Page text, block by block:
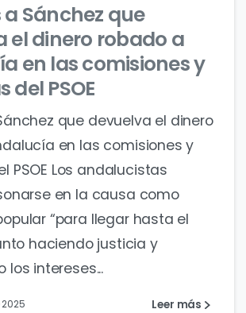
a Sánchez que
el dinero robado a
en las comisiones y
del PSOE
que devuelva el dinero
en las comisiones y
PSOE Los andalucistas
en la causa como
“para llegar hasta el
haciendo justicia y
los intereses...
Leer más